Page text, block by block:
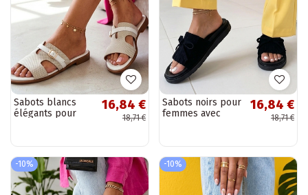
Sabots blancs
élégants pour
16,84 €
18,71 €
Sabots noirs pour
femmes avec
Florence
16,84 €
18,71 €
-10% -10%